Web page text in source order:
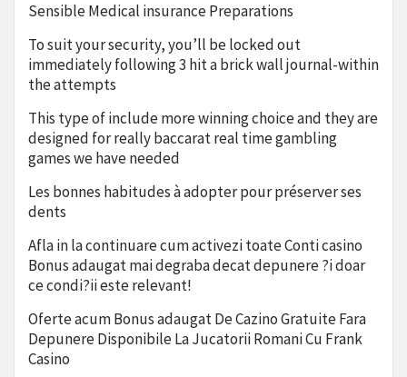
Sensible Medical insurance Preparations
To suit your security, you’ll be locked out
immediately following 3 hit a brick wall journal-within
the attempts
This type of include more winning choice and they are
designed for really baccarat real time gambling
games we have needed
Les bonnes habitudes à adopter pour préserver ses
dents
Afla in la continuare cum activezi toate Conti casino
Bonus adaugat mai degraba decat depunere ?i doar
ce condi?ii este relevant!
Oferte acum Bonus adaugat De Cazino Gratuite Fara
Depunere Disponibile La Jucatorii Romani Cu Frank
Casino